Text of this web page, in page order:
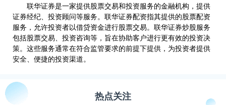
联华证券是一家提供股票交易和投资服务的金融机构，提供
证券经纪、投资顾问等服务。联华证券配资指其提供的股票配资
服务，允许投资者以借贷资金进行股票交易。联华证券炒股服务
包括股票交易、投资咨询等，旨在协助客户进行更有效的投资决
策。这些服务通常在符合监管要求的前提下提供，为投资者提供
安全、便捷的投资渠道。
热点关注